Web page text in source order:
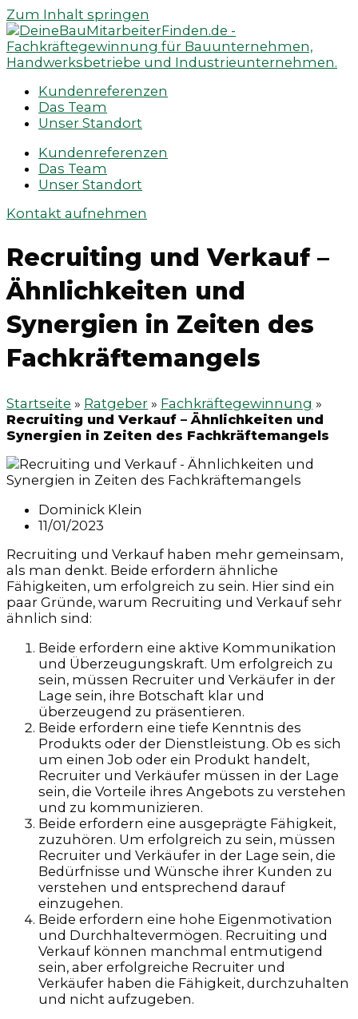
Zum Inhalt springen
Kundenreferenzen
Das Team
Unser Standort
Kundenreferenzen
Das Team
Unser Standort
Kontakt aufnehmen
Recruiting und Verkauf –
Ähnlichkeiten und
Synergien in Zeiten des
Fachkräftemangels
Startseite » Ratgeber » Fachkräftegewinnung »
Recruiting und Verkauf – Ähnlichkeiten und
Synergien in Zeiten des Fachkräftemangels
Dominick Klein
11/01/2023
Recruiting und Verkauf haben mehr gemeinsam,
als man denkt. Beide erfordern ähnliche
Fähigkeiten, um erfolgreich zu sein. Hier sind ein
paar Gründe, warum Recruiting und Verkauf sehr
ähnlich sind:
Beide erfordern eine aktive Kommunikation
und Überzeugungskraft. Um erfolgreich zu
sein, müssen Recruiter und Verkäufer in der
Lage sein, ihre Botschaft klar und
überzeugend zu präsentieren.
Beide erfordern eine tiefe Kenntnis des
Produkts oder der Dienstleistung. Ob es sich
um einen Job oder ein Produkt handelt,
Recruiter und Verkäufer müssen in der Lage
sein, die Vorteile ihres Angebots zu verstehen
und zu kommunizieren.
Beide erfordern eine ausgeprägte Fähigkeit,
zuzuhören. Um erfolgreich zu sein, müssen
Recruiter und Verkäufer in der Lage sein, die
Bedürfnisse und Wünsche ihrer Kunden zu
verstehen und entsprechend darauf
einzugehen.
Beide erfordern eine hohe Eigenmotivation
und Durchhaltevermögen. Recruiting und
Verkauf können manchmal entmutigend
sein, aber erfolgreiche Recruiter und
Verkäufer haben die Fähigkeit, durchzuhalten
und nicht aufzugeben.